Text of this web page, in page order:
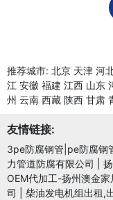
推荐城市: 北京 天津 河
江 安徽 福建 江西 山东
州 云南 西藏 陕西 甘肃
友情链接:
3pe防腐钢管|pe防腐钢
力管道防腐有限公司
OEM代加工-扬州澳金家
司
柴油发电机组出租,